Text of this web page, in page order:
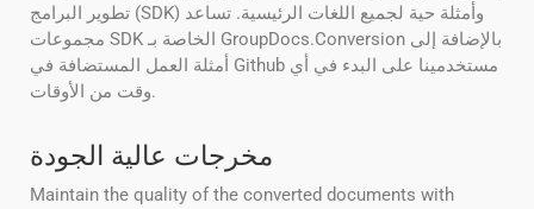
تطوير البرامج (SDK) وأمثلة حية لجميع اللغات الرئيسية. تساعد
مجموعات SDK الخاصة بـ GroupDocs.Conversion بالإضافة إلى
أمثلة العمل المستضافة في Github مستخدمينا على البدء في أي
وقت من الأوقات.
مخرجات عالية الجودة
Maintain the quality of the converted documents with